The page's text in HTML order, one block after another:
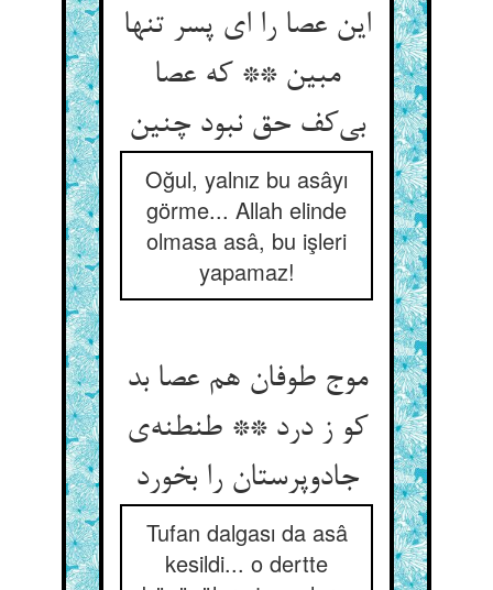
این عصا را ای پسر تنها
مبین ** که عصا
بی‌کف حق نبود چنین
Oğul, yalnız bu asâyı
görme... Allah elinde
olmasa asâ, bu işleri
yapamaz!
موج طوفان هم عصا بد
کو ز درد ** طنطنه‌ی
جادوپرستان را بخورد
Tufan dalgası da asâ
kesildi... o dertte